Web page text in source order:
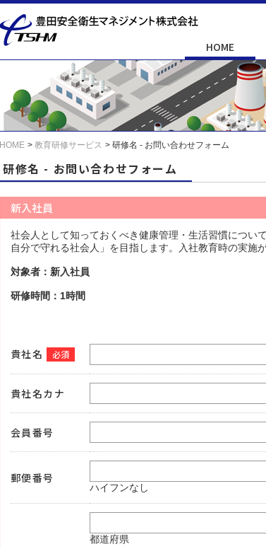
HOME
HOME 教育研修サービス 研修名 - お問い合わせフォーム
研修名 - お問い合わせフォーム
新入社員
社会人として知っておくべき健康管理・生活習慣につい
自分で守れる社会人」を目指します。入社教育時の実施
対象者：新入社員
研修時間：1時間
貴社名 必須
貴社名カナ
会員番号
郵便番号
ハイフンなし
都道府県